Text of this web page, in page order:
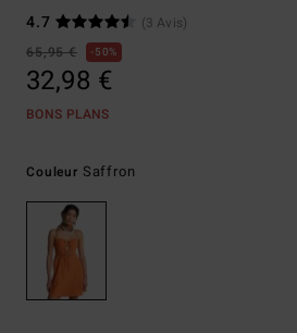
4.7
(3 Avis)
65,95 €
50%
32,98 €
BONS PLANS
Couleur Saffron